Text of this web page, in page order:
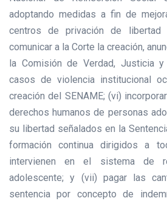
adoptando medidas a fin de
centros de privación de libertad
comunicar a la Corte la creación,
la Comisión de Verdad, Justicia
casos de violencia institucional
creación del SENAME; (vi)
derechos humanos de personas
su libertad señalados en la
formación continua dirigidos a
intervienen en el sistema de
adolescente; y (vii) pagar las
sentencia por concepto de